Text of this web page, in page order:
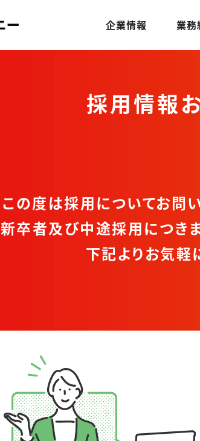
企業情報 業務
採用情報
この度は採用についてお問
新卒者及び中途採用につき
下記よりお気軽